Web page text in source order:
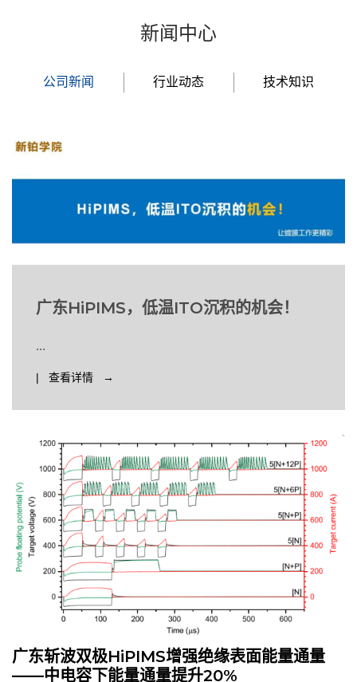
新闻中心
公司新闻 行业动态 技术知识
广东HiPIMS，低温ITO沉积的机会！
...
| 查看详情 →
广东斩波双极HiPIMS增强绝缘表面能量通量
——中电容下能量通量提升20%